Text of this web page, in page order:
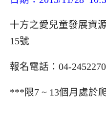
十方之愛兒童發展資
15號
報名電話：04-
***限7 ~ 13個月處於